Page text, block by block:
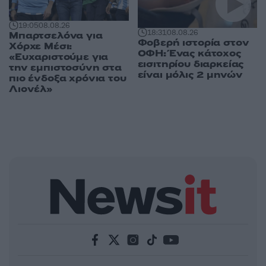
19:0508.08.26
Μπαρτσελόνα για
Χόρχε Μέσι:
«Ευχαριστούμε για
την εμπιστοσύνη στα
πιο ένδοξα χρόνια του
Λιονέλ»
18:3108.08.26
Φοβερή ιστορία στον
ΟΦΗ: Ένας κάτοχος
εισιτηρίου διαρκείας
είναι μόλις 2 μηνών